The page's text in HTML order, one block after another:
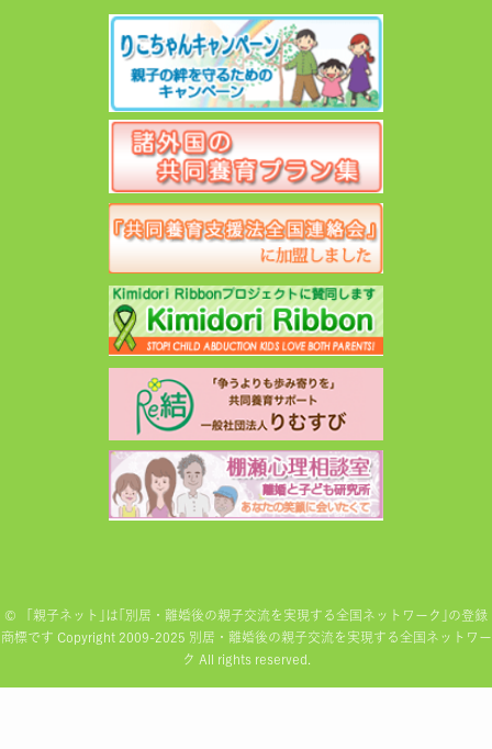
© 「親子ネット｣は｢別居・離婚後の親子交流を実現する全国ネットワーク｣の登録
商標です Copyright 2009-2025 別居・離婚後の親子交流を実現する全国ネットワー
ク All rights reserved.